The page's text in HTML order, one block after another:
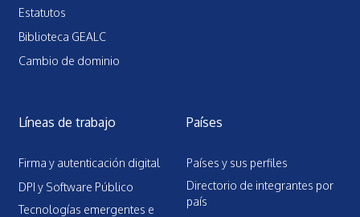
Estatutos
Biblioteca GEALC
Cambio de dominio
Líneas de trabajo
Firma y autenticación digital
DPI y Software Público
Tecnologías emergentes e
Países
Países y sus perfiles
Directorio de integrantes por
país